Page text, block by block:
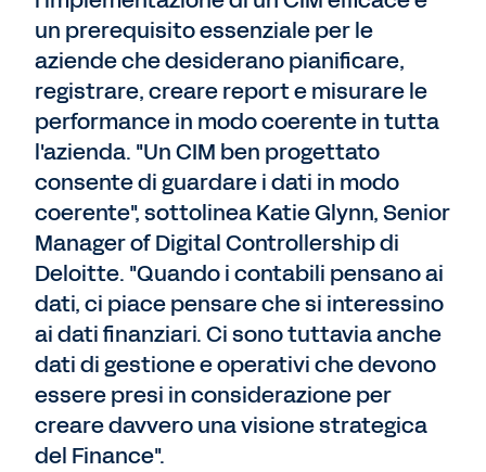
un prerequisito essenziale per le
aziende che desiderano pianificare,
registrare, creare report e misurare le
performance in modo coerente in tutta
l'azienda. "Un CIM ben progettato
consente di guardare i dati in modo
coerente", sottolinea Katie Glynn, Senior
Manager of Digital Controllership di
Deloitte. "Quando i contabili pensano ai
dati, ci piace pensare che si interessino
ai dati finanziari. Ci sono tuttavia anche
dati di gestione e operativi che devono
essere presi in considerazione per
creare davvero una visione strategica
del Finance".